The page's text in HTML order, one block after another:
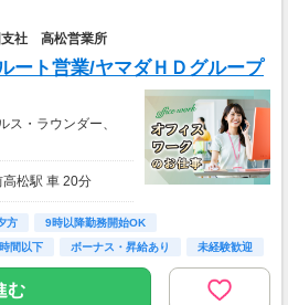
社 高松営業所
ート営業/ヤマダＨＤグループ
ス・ラウンダー、
営業/ヤマダＨＤグ
す
松駅 車 20分
方
9時以降勤務開始OK
間以下 ボーナス・昇給あり 未経験歓迎
む